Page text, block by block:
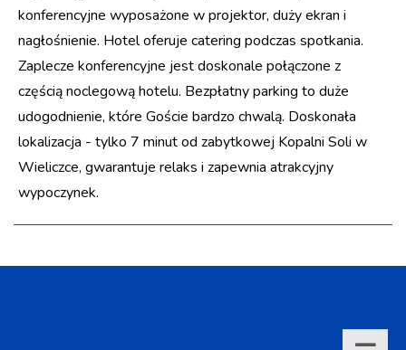
konferencyjne wyposażone w projektor, duży ekran i
nagłośnienie. Hotel oferuje catering podczas spotkania.
Zaplecze konferencyjne jest doskonale połączone z
częścią noclegową hotelu. Bezpłatny parking to duże
udogodnienie, które Goście bardzo chwalą. Doskonała
lokalizacja - tylko 7 minut od zabytkowej Kopalni Soli w
Wieliczce, gwarantuje relaks i zapewnia atrakcyjny
wypoczynek.